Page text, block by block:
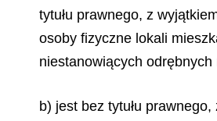
tytułu prawnego, z
osoby fizyczne lokali
niestanowiących odrębnych
b) jest bez tytułu